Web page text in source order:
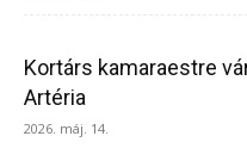
Kortárs kamaraestre
Artéria
2026. máj. 14.